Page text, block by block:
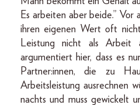
Es arbeiten aber beide.” Vor
ihren eigenen Wert oft
Leistung nicht als Arbeit
argumentiert hier, dass es
Partner:innen, die zu
Arbeitsleistung ausrechnen
nachts und muss gewickelt